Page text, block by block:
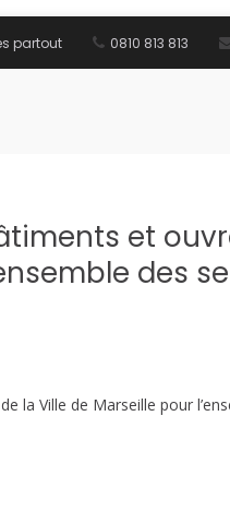
partout 0810 813 813
et
des
Ville de Marseille pour